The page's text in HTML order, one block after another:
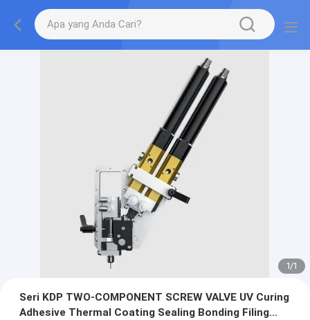
1/1
Seri KDP TWO-COMPONENT SCREW VALVE UV Curing
Adhesive Thermal Coating Sealing Bonding Filing